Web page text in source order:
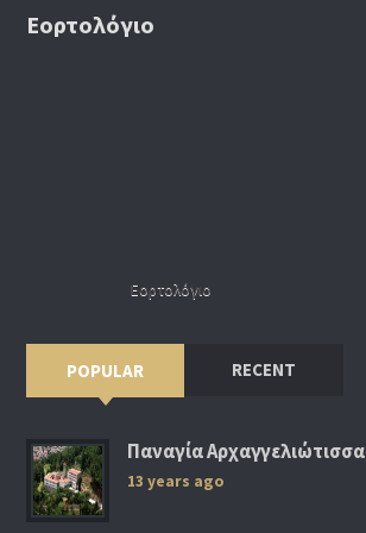
Εορτολόγιο
Εορτολόγιο
POPULAR RECENT
Παναγία Αρχαγγελιώτισσα
13 years ago